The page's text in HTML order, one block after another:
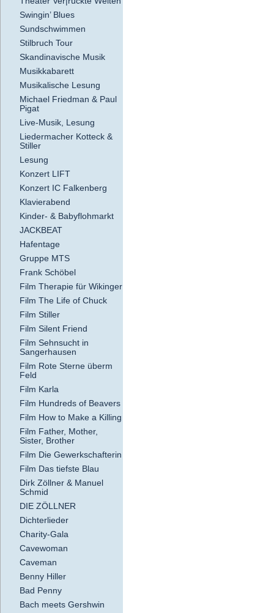
Swingin’ Blues
Sundschwimmen
Stilbruch Tour
Skandinavische Musik
Musikkabarett
Musikalische Lesung
Michael Friedman & Paul
Pigat
Live-Musik, Lesung
Liedermacher Kotteck &
Stiller
Lesung
Konzert LIFT
Konzert IC Falkenberg
Klavierabend
Kinder- & Babyflohmarkt
JACKBEAT
Hafentage
Gruppe MTS
Frank Schöbel
Film Therapie für Wikinger
Film The Life of Chuck
Film Stiller
Film Silent Friend
Film Sehnsucht in
Sangerhausen
Film Rote Sterne überm
Feld
Film Karla
Film Hundreds of Beavers
Film How to Make a Killing
Film Father, Mother,
Sister, Brother
Film Die Gewerkschafterin
Film Das tiefste Blau
Dirk Zöllner & Manuel
Schmid
DIE ZÖLLNER
Dichterlieder
Charity-Gala
Cavewoman
Caveman
Benny Hiller
Bad Penny
Bach meets Gershwin